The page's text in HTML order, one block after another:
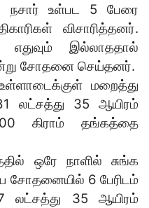
நசார் உள்பட 5 பேரை
விசாரித்தனர்.
இல்லாததால்
சோதனை செய்தனர்.
மறைத்து
லட்சத்து 35 ஆயிரம்
கிராம் தங்கத்தை
ஒரே நாளில் சுங்க
சோதனையில் 6 பேரிடம்
லட்சத்து 35 ஆயிரம்